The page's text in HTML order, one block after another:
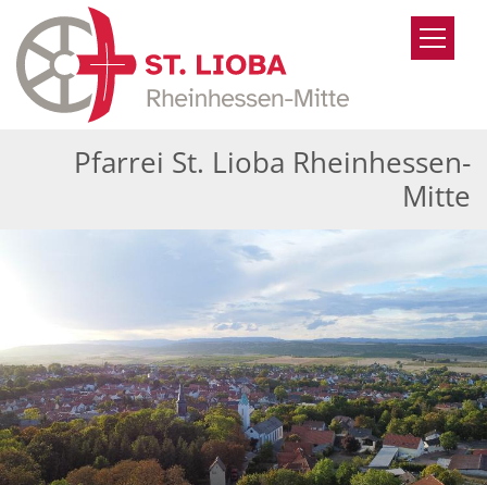
Zum Inhalt springen
Pfarrei St. Lioba Rheinhessen-
Mitte